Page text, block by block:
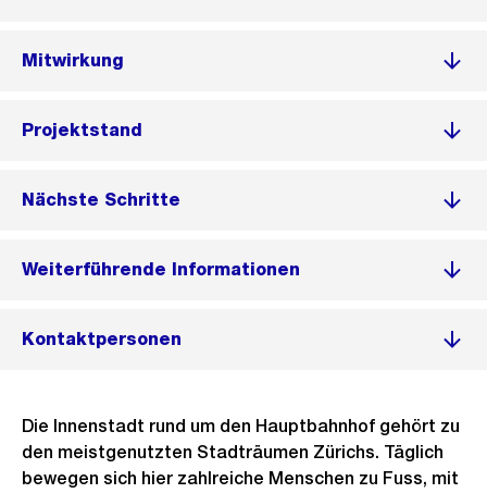
Mitwirkung
Projektstand
Nächste Schritte
Weiterführende Informationen
Kontaktpersonen
Die Innenstadt rund um den Hauptbahnhof gehört zu
den meistgenutzten Stadträumen Zürichs. Täglich
bewegen sich hier zahlreiche Menschen zu Fuss, mit